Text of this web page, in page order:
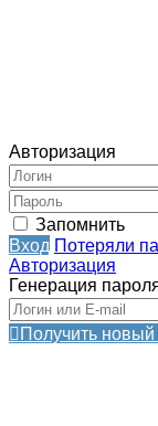
Авторизация
Запомнить
Вход Потеряли
Авторизация
Генерация
Получить